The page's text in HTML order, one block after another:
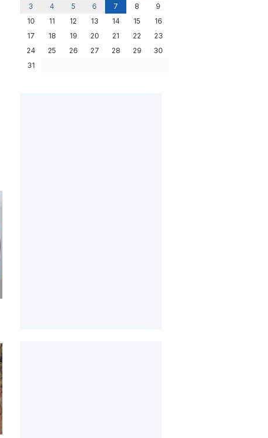
3
4 5 6 7 8
9
10
11 12 13 14 15
16
17
18 19 20 21 22
23
24
25 26 27 28 29
30
31